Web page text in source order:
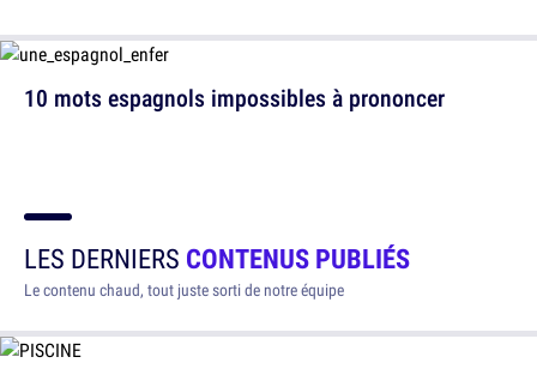
10 mots espagnols impossibles à prononcer
LES DERNIERS CONTENUS PUBLIÉS
Le contenu chaud, tout juste sorti de notre équipe